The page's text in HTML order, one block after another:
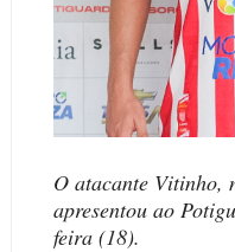
O atacante Vitinho,
apresentou ao
feira (18).